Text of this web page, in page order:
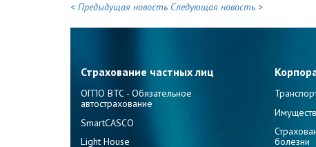
< Предыдущая новость Следующая новость >
Страхование частных лиц
ОГПО ВТС - Обязательное
автострахование
SmartCASCO
Light House
болезни